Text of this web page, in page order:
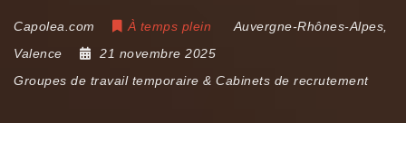
Capolea.com À temps plein Auvergne-Rhônes-Alpes
Valence
21 novembre 2025
Groupes de travail temporaire & Cabinets de recrutement